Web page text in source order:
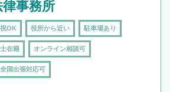
事務所
OK 役所から近い 駐車場あり
在籍 オンライン相談可
全国出張対応可